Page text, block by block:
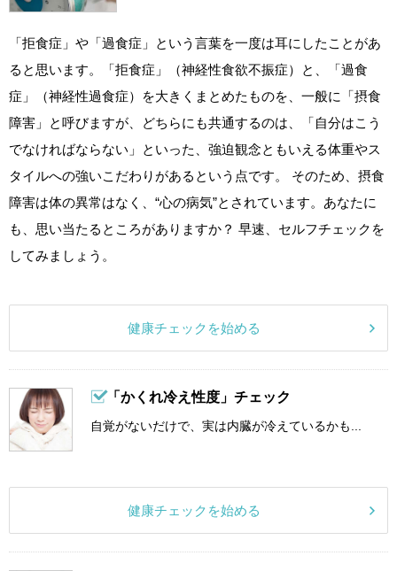
「拒食症」や「過食症」という言葉を一度は耳にしたことがあ
ると思います。「拒食症」（神経性食欲不振症）と、「過食
症」（神経性過食症）を大きくまとめたものを、一般に「摂食
障害」と呼びますが、どちらにも共通するのは、「自分はこう
でなければならない」といった、強迫観念ともいえる体重やス
タイルへの強いこだわりがあるという点です。 そのため、摂食
障害は体の異常はなく、“心の病気”とされています。あなたに
も、思い当たるところがありますか？ 早速、セルフチェックを
してみましょう。
健康チェックを始める
「かくれ冷え性度」チェック
自覚がないだけで、実は内臓が冷えているかも...
健康チェックを始める